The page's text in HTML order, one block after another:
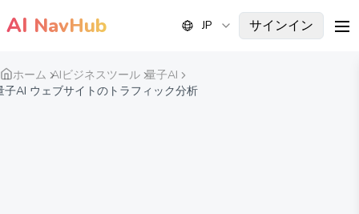
AI NavHub JP サインイン
ホーム AIビジネスツール 量子AI
子AI ウェブサイトのトラフィック分析